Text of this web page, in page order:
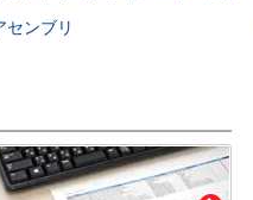
センブリ